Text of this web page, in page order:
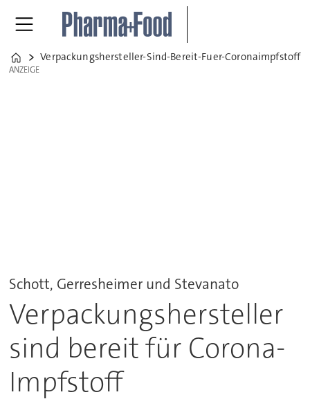
Home
Verpackungshersteller-Sind-Bereit-Fuer-Coronaimpfstoff
ANZEIGE
ANZEIGE
Schott, Gerresheimer und Stevanato
Verpackungshersteller
sind bereit für Corona-
Impfstoff